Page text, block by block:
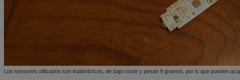
Los sensores utilizados son inalámbricos, de bajo coste y pesan 9 gramos, por lo que pueden